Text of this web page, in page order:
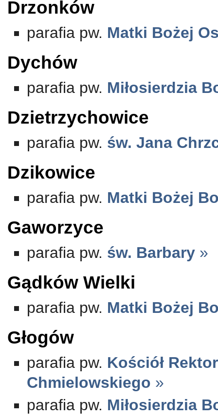
Drzonków
parafia pw. Matki Bożej
Dychów
parafia pw. Miłosierdzia
Dzietrzychowice
parafia pw. św. Jana
Dzikowice
parafia pw. Matki Bożej
Gaworzyce
parafia pw. św. Barbary »
Gądków Wielki
parafia pw. Matki Bożej
Głogów
parafia pw. Kościół
Chmielowskiego »
parafia pw. Miłosierdzia